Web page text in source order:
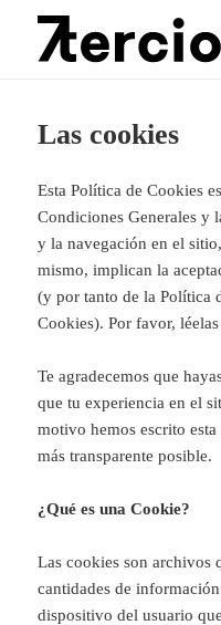
Las cookies
Esta Política de Cookies
Condiciones Generales y
y la navegación en el
mismo, implican la
(y por tanto de la Política
Cookies). Por favor,
Te agradecemos que
que tu experiencia en el
motivo hemos escrito
más transparente posible.
¿Qué es una Cookie?
Las cookies son archivos
cantidades de
dispositivo del usuario